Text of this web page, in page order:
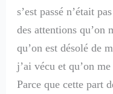
s’est passé n’était
des attentions qu’on
qu’on est désolé de
j’ai vécu et qu’on
Parce que cette part